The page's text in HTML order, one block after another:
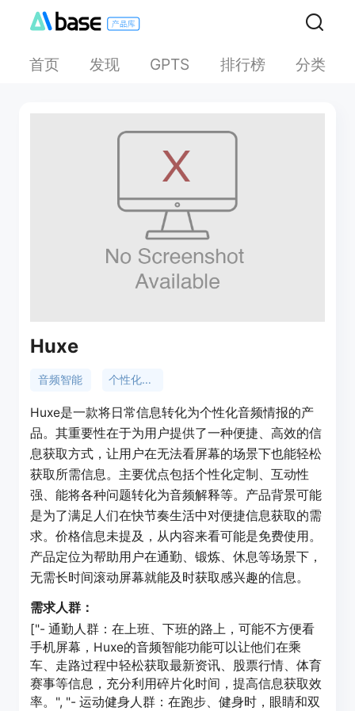
首页 发现 GPTS 排行榜 分类
Huxe
音频智能 个性化信息
Huxe是一款将日常信息转化为个性化音频情报的产
品。其重要性在于为用户提供了一种便捷、高效的信
息获取方式，让用户在无法看屏幕的场景下也能轻松
获取所需信息。主要优点包括个性化定制、互动性
强、能将各种问题转化为音频解释等。产品背景可能
是为了满足人们在快节奏生活中对便捷信息获取的需
求。价格信息未提及，从内容来看可能是免费使用。
产品定位为帮助用户在通勤、锻炼、休息等场景下，
无需长时间滚动屏幕就能及时获取感兴趣的信息。
需求人群：
["- 通勤人群：在上班、下班的路上，可能不方便看
手机屏幕，Huxe的音频智能功能可以让他们在乘
车、走路过程中轻松获取最新资讯、股票行情、体育
赛事等信息，充分利用碎片化时间，提高信息获取效
率。", "- 运动健身人群：在跑步、健身时，眼睛和双